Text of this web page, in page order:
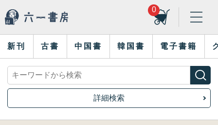
0
新刊 古書 中国書 韓国書 電子書籍
詳細検索